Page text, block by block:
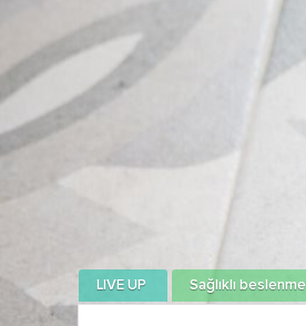
LIVE UP Sağlıklı beslenme